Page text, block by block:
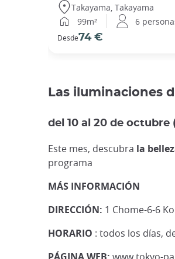
Takayama, Takayama
99m²
6
Desde74 €
Las iluminaciones
del 10 al 20 de octubre
Este mes, descubra la
programa
MÁS INFORMACIÓN
DIRECCIÓN: 1 Chome-6-6
HORARIO : todos los días,